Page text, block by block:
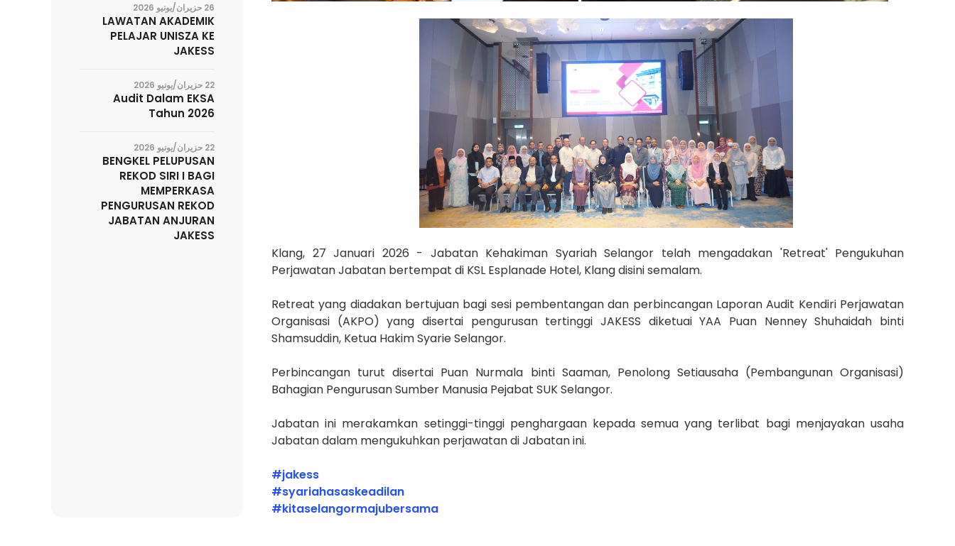
Klang, 27 Januari 2026 - Jabatan Kehakiman Syariah Selangor telah mengadakan 'Retreat' Pengukuhan
Perjawatan Jabatan bertempat di KSL Esplanade Hotel, Klang disini semalam.
Retreat yang diadakan bertujuan bagi sesi pembentangan dan perbincangan Laporan Audit Kendiri Perjawatan
Organisasi (AKPO) yang disertai pengurusan tertinggi JAKESS diketuai YAA Puan Nenney Shuhaidah binti
Shamsuddin, Ketua Hakim Syarie Selangor.
Perbincangan turut disertai Puan Nurmala binti Saaman, Penolong Setiausaha (Pembangunan Organisasi)
Bahagian Pengurusan Sumber Manusia Pejabat SUK Selangor.
Jabatan ini merakamkan setinggi-tinggi penghargaan kepada semua yang terlibat bagi menjayakan usaha
Jabatan dalam mengukuhkan perjawatan di Jabatan ini.
#jakess
#syariahasaskeadilan
#kitaselangormajubersama
26 حزيران/يونيو 2026
LAWATAN AKADEMIK
PELAJAR UNISZA KE
JAKESS
22 حزيران/يونيو 2026
Audit Dalam EKSA
Tahun 2026
22 حزيران/يونيو 2026
BENGKEL PELUPUSAN
REKOD SIRI I BAGI
MEMPERKASA
PENGURUSAN REKOD
JABATAN ANJURAN
JAKESS